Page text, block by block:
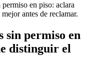
en piso: aclara
antes de reclamar.
sin permiso en
distinguir el